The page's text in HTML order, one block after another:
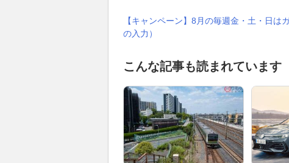
【キャンペーン】8月の毎週金・土・日
の入力）
こんな記事も読まれています